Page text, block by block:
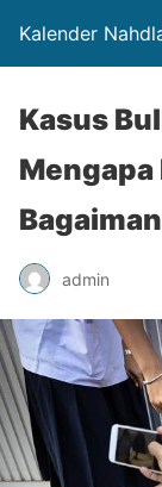
Kalender
Kasus
Mengapa
admin